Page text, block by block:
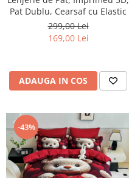
Pat Dublu, Cearsaf cu Elastic
299,00 Lei
169,00 Lei
ADAUGA IN COS
-43%